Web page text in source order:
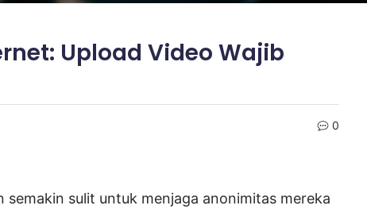
Upload Video Wajib
0
semakin sulit untuk menjaga anonimitas mereka